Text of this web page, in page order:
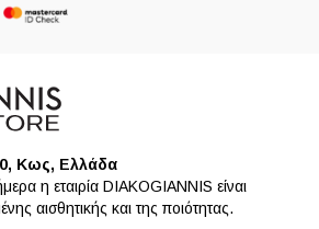
Κως, Ελλάδα
η εταιρία DIAKOGIANNIS είναι
αισθητικής και της ποιότητας.